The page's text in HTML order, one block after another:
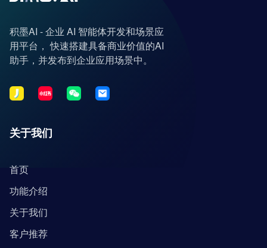
积墨AI - 企业 AI 智能体开发和场景应
用平台， 快速搭建具备商业价值的AI
助手，并发布到企业应用场景中。
关于我们
首页
功能介绍
关于我们
客户推荐